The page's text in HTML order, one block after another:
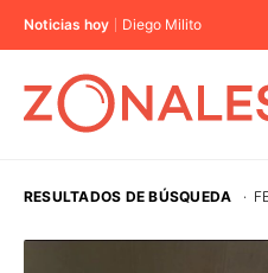
Noticias hoy Diego Milito
CABA
RESULTADOS DE BÚSQUEDA ·